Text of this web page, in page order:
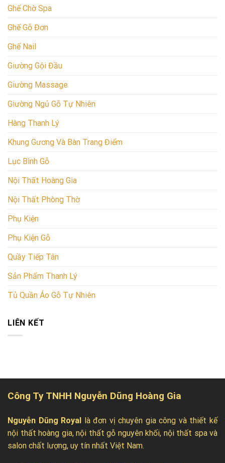
Ghế Chờ Spa
Ghế Gỗ Đơn
Ghế Nail
Giường Gội Đầu
Giường Massage
Giường Ngủ Gỗ Tự Nhiên
Hàng Thanh Lý
Khung Gương Và Bàn Trang Điểm
Lục Bình Gỗ
Nội Thất Hoàng Gia
Nội Thất Phòng Thờ
Phụ Kiện
Phụ Kiện Gỗ
Quầy Tiếp Tân
Sản Phẩm Thanh Lý
Tủ Quần Áo Gỗ Tự Nhiên
LIÊN KẾT
Công Ty TNHH Nguyễn Dũng Hoàng Gia
Nguyễn Dũng Royal là đơn vị chuyên gia công và thiết kế
nội thất hoàng gia, nội thất gỗ nguyên khối, nội thất spa và
salon chất lượng, uy tín nhất Việt Nam.